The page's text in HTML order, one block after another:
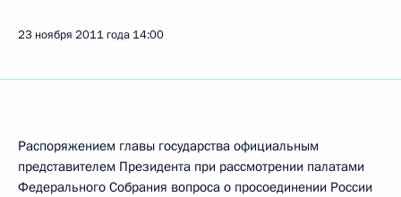
23 ноября 2011 года 14:00
Распоряжением главы государства официальным
представителем Президента при рассмотрении палатами
Федерального Собрания вопроса о просоединении России